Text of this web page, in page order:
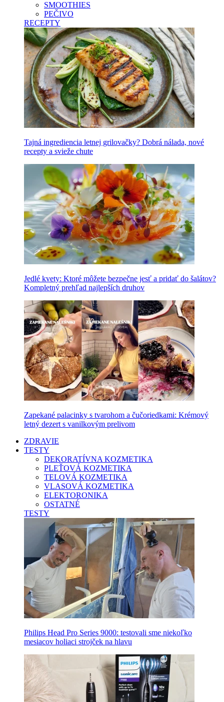
SMOOTHIES
PEČIVO
RECEPTY
Tajná ingrediencia letnej grilovačky? Dobrá nálada, nové
recepty a svieže chute
Jedlé kvety: Ktoré môžete bezpečne jesť a pridať do šalátov?
Kompletný prehľad najlepších druhov
Zapekané palacinky s tvarohom a čučoriedkami: Krémový
letný dezert s vanilkovým prelivom
ZDRAVIE
TESTY
DEKORATÍVNA KOZMETIKA
PLEŤOVÁ KOZMETIKA
TELOVÁ KOZMETIKA
VLASOVÁ KOZMETIKA
ELEKTORONIKA
OSTATNÉ
TESTY
Philips Head Pro Series 9000: testovali sme niekoľko
mesiacov holiaci strojček na hlavu